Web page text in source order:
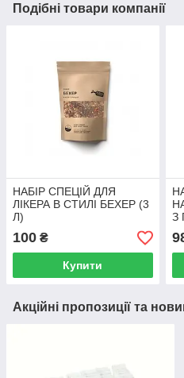
Подібні товари компанії
НАБІР СПЕЦІЙ ДЛЯ
ЛІКЕРА В СТИЛІ БЕХЕР (3
Л)
100 ₴
Купити
З
Акційні пропозиції та